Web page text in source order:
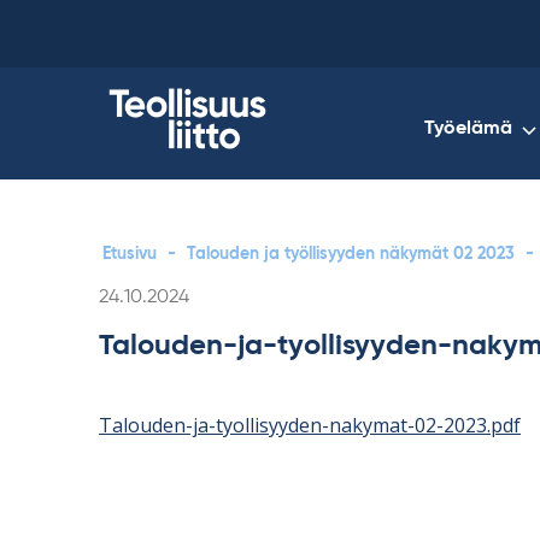
Työelämä
Etusivu - Talouden ja työllisyyden näkymät 02 2023 -
Kirjoitettu
24.10.2024
Talouden-ja-tyollisyyden-
Talouden-ja-tyollisyyden-nakymat-02-2023.pdf